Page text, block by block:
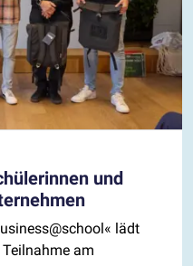
und
lädt
am